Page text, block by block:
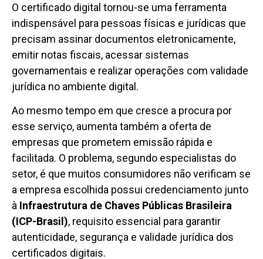
O certificado digital tornou-se uma ferramenta
indispensável para pessoas físicas e jurídicas que
precisam assinar documentos eletronicamente,
emitir notas fiscais, acessar sistemas
governamentais e realizar operações com validade
jurídica no ambiente digital.
Ao mesmo tempo em que cresce a procura por
esse serviço, aumenta também a oferta de
empresas que prometem emissão rápida e
facilitada. O problema, segundo especialistas do
setor, é que muitos consumidores não verificam se
a empresa escolhida possui credenciamento junto
à Infraestrutura de Chaves Públicas Brasileira
(ICP-Brasil), requisito essencial para garantir
autenticidade, segurança e validade jurídica dos
certificados digitais.